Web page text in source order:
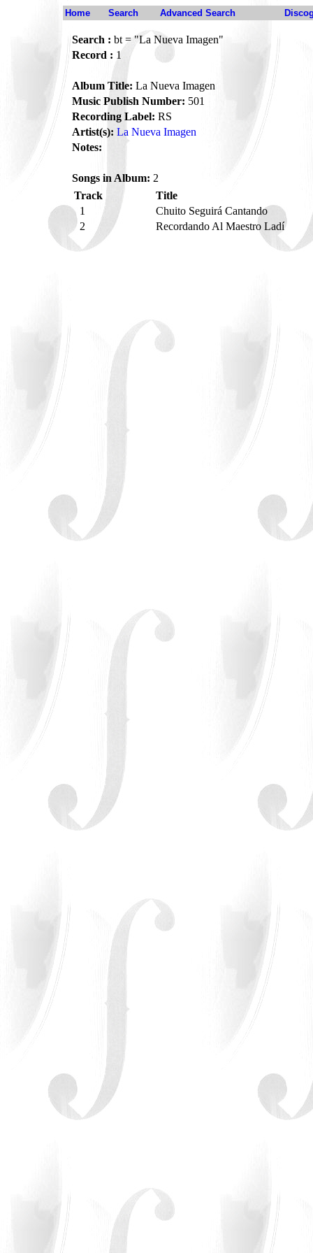
Home Search Advanced Search
Search : bt = "La Nueva Imagen"
Record : 1
Album Title: La Nueva Imagen
Music Publish Number: 501
Recording Label: RS
Artist(s): La Nueva Imagen
Notes:
Songs in Album: 2
Track
Title
1
Chuito Seguirá Cantando
2
Recordando Al Maestro Ladí